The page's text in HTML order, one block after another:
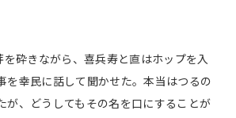
砕きながら、喜兵寿と直はホップを入
を幸民に話して聞かせた。本当はつるの
が、どうしてもその名を口にすることが